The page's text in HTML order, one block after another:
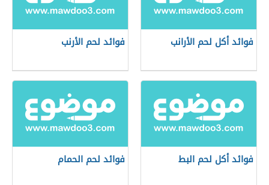
فوائد أكل لحم الأرانب فوائد لحم الأرنب
فوائد أكل لحم البط فوائد لحم الحمام